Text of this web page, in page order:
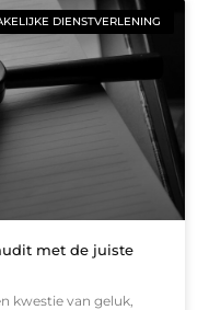
DIENSTVERLENING
met de juiste
kwestie van geluk,